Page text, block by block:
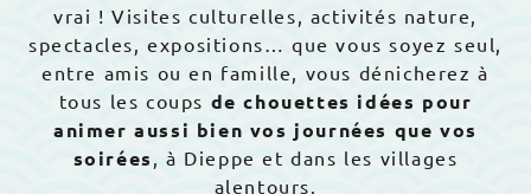
vrai ! Visites culturelles, activités nature,
spectacles, expositions… que vous soyez seul,
entre amis ou en famille, vous dénicherez à
tous les coups de chouettes idées pour
animer aussi bien vos journées que vos
soirées , à Dieppe et dans les villages
alentours.